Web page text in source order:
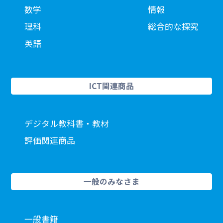
数学
理科
英語
情報
総合的な探究
ICT関連商品
デジタル教科書・教材
評価関連商品
一般のみなさま
一般書籍